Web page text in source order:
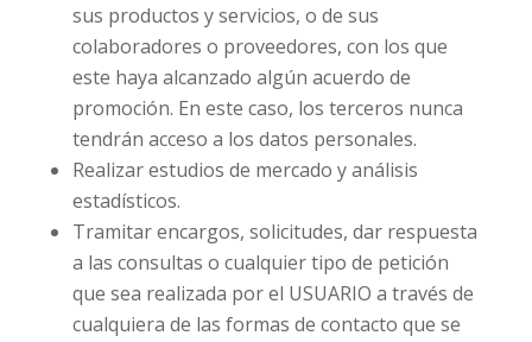
sus productos y servicios, o de sus
colaboradores o proveedores, con los que
este haya alcanzado algún acuerdo de
promoción. En este caso, los terceros nunca
tendrán acceso a los datos personales.
Realizar estudios de mercado y análisis
estadísticos.
Tramitar encargos, solicitudes, dar respuesta
a las consultas o cualquier tipo de petición
que sea realizada por el USUARIO a través de
cualquiera de las formas de contacto que se